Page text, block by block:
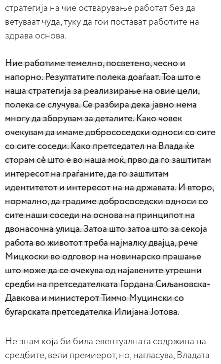
стратегија на чие остварување работат без да
ветуваат чуда, туку да гои постават работите на
здрава основа.
Ние работиме темелно, посветено, чесно и
напорно. Резултатите полека доаѓаат. Тоа што е
наша стратегија за реализирање на овие цели,
полека се случува. Се разбира дека јавно нема
многу да зборувам за деталите. Како човек
очекувам да имаме добрососедски односи со сите
со сите соседи. Како претседател на Влада ќе
сторам сè што е во наша моќ, прво да го заштитам
интересот на граѓаните, да го заштитам
идентитетот и интересот на на државата. И второ,
нормално, да градиме добрососедски односи со
сите наши соседи на основа на принципот на
двонасочна улица. Затоа што затоа што за секоја
работа во животот треба најмалку двајца, рече
Мицкоски во одговор на новинарско прашање
што може да се очекува од најавените утрешни
средби на претседателката Гордана Сиљановска-
Давкова и министерот Тимчо Муцински со
бугарската претседателка Илијана Јотова.
​Не знам која би била евентуалната содржина на
средбите, вели премиерот, но, нагласува, Владата